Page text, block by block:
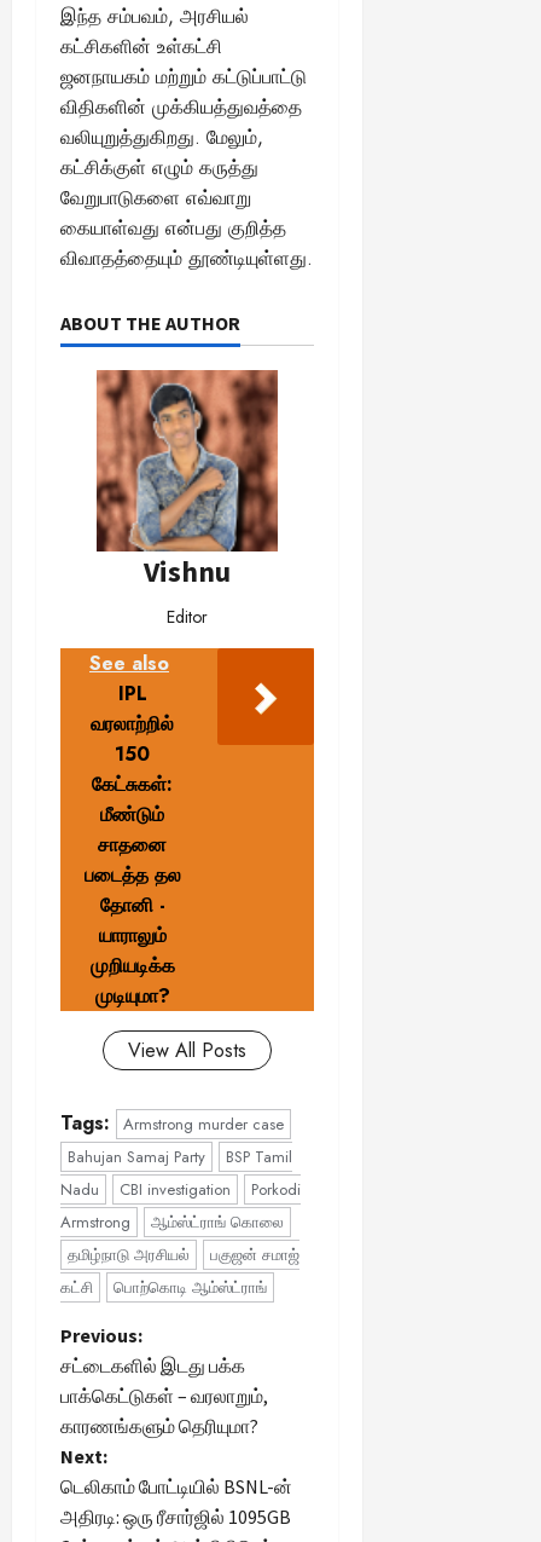
இந்த சம்பவம், அரசியல்
கட்சிகளின் உள்கட்சி
ஜனநாயகம் மற்றும் கட்டுப்பாட்டு
விதிகளின் முக்கியத்துவத்தை
வலியுறுத்துகிறது. மேலும்,
கட்சிக்குள் எழும் கருத்து
வேறுபாடுகளை எவ்வாறு
கையாள்வது என்பது குறித்த
விவாதத்தையும் தூண்டியுள்ளது.
ABOUT THE AUTHOR
Vishnu
Editor
See also
IPL
வரலாற்றில்
150
கேட்சுகள்:
மீண்டும்
சாதனை
படைத்த தல
தோனி -
யாராலும்
முறியடிக்க
முடியுமா?
View All Posts
Tags:
Armstrong murder case
Bahujan Samaj Party
BSP Tamil
Nadu
CBI investigation
Porkodi
Armstrong
ஆம்ஸ்ட்ராங் கொலை
தமிழ்நாடு அரசியல்
பகுஜன் சமாஜ்
கட்சி
பொற்கொடி ஆம்ஸ்ட்ராங்
P
o
s
t
Previous:
சட்டைகளில் இடது பக்க
பாக்கெட்டுகள் – வரலாறும்,
காரணங்களும் தெரியுமா?
Next:
டெலிகாம் போட்டியில் BSNL-ன்
அதிரடி: ஒரு ரீசார்ஜில் 1095GB